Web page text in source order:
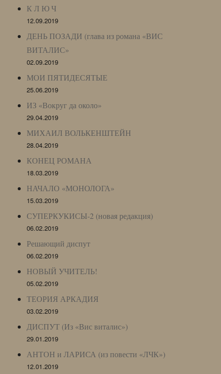
К Л Ю Ч
12.09.2019
ДЕНЬ ПОЗАДИ (глава из романа «ВИС
ВИТАЛИС»
02.09.2019
МОИ ПЯТИДЕСЯТЫЕ
25.06.2019
ИЗ «Вокруг да около»
29.04.2019
МИХАИЛ ВОЛЬКЕНШТЕЙН
28.04.2019
КОНЕЦ РОМАНА
18.03.2019
НАЧАЛО «МОНОЛОГА»
15.03.2019
СУПЕРКУКИСЫ-2 (новая редакция)
06.02.2019
Решающий диспут
06.02.2019
НОВЫЙ УЧИТЕЛЬ!
05.02.2019
ТЕОРИЯ АРКАДИЯ
03.02.2019
ДИСПУТ (Из «Вис виталис»)
29.01.2019
АНТОН и ЛАРИСА (из повести «ЛЧК»)
12.01.2019